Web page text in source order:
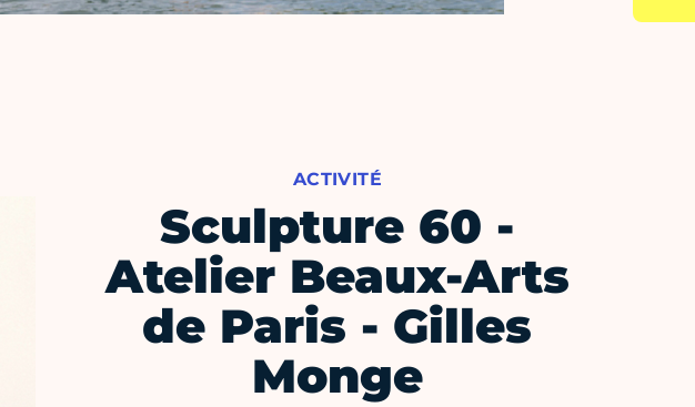
ACTIVITÉ
Sculpture 60 -
Atelier Beaux-Arts
de Paris - Gilles
Monge